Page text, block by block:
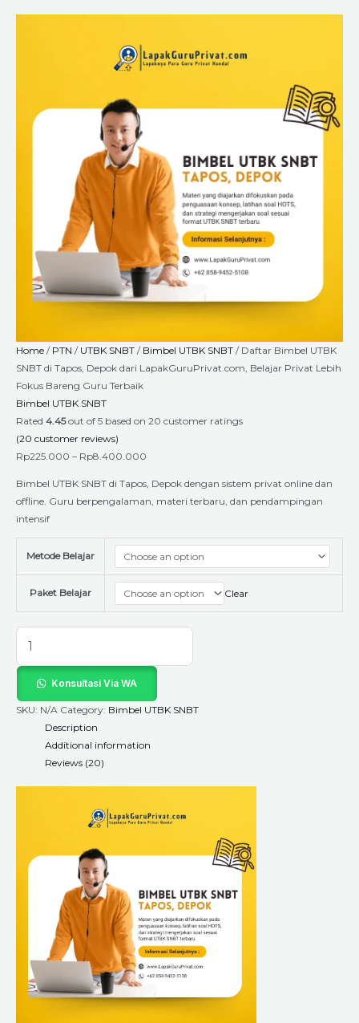
Home / PTN / UTBK SNBT / Bimbel UTBK SNBT / Daftar Bimbel UTBK
SNBT di Tapos, Depok dari LapakGuruPrivat.com, Belajar Privat Lebih
Fokus Bareng Guru Terbaik
Bimbel UTBK SNBT
Rated 4.45out of 5 based on 20 customer ratings
(20 customer reviews)
Rp225.000 – Rp8.400.000
through
Bimbel UTBK SNBT di Tapos, Depok dengan sistem privat online dan
offline. Guru berpengalaman, materi terbaru, dan pendampingan
intensif
Metode Belajar
Paket Belajar Clear
Depok
LapakGuruPrivat.com,
Guru
Terbaik
quantity
Konsultasi Via WA
SKU: N/A Category: Bimbel UTBK SNBT
Description
Additional information
Reviews (20)